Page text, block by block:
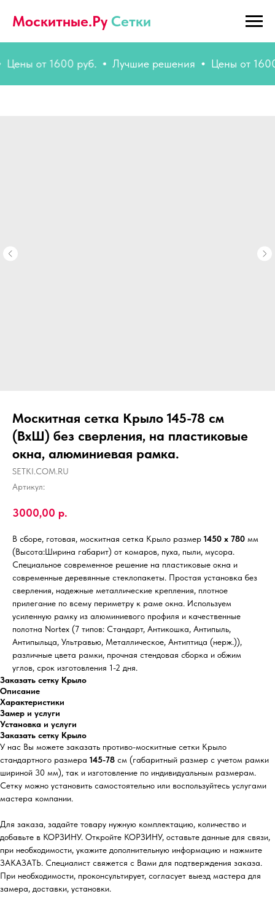
Москитные.Ру Сетки
от 1600 руб. Лучшие решения Цены от 1600
Москитная сетка Крыло 145-78 см
(ВхШ) без сверления, на пластиковые
окна, алюминиевая рамка.
SETKI.COM.RU
Артикул:
3000,00 р.
В сборе, готовая, москитная сетка Крыло размер 1450 х 780 мм
(Высота:Ширина габарит) от комаров, пуха, пыли, мусора.
Специальное современное решение на пластиковые окна и
современные деревянные стеклопакеты. Простая установка без
сверления, надежные металлические крепления, плотное
прилегание по всему периметру к раме окна. Используем
усиленную рамку из алюминиевого профиля и качественные
полотна Nortex (7 типов: Стандарт, Антикошка, Антипыль,
Антипыльца, Ультравью, Металлическое, Антиптица (нерж.)),
различные цвета рамки, прочная стендовая сборка и обжим
углов, срок изготовления 1-2 дня.
Заказать сетку Крыло
Описание
Характеристики
Замер и услуги
Установка и услуги
Заказать сетку Крыло
У нас Вы можете заказать противо-москитные сетки Крыло
стандартного размера 145-78 см (габаритный размер с учетом рамки
шириной 30 мм), так и изготовление по индивидуальным размерам.
Сетку можно установить самостоятельно или воспользуйтесь услугами
мастера компании.
Для заказа, задайте товару нужную комплектацию, количество и
добавьте в КОРЗИНУ. Откройте КОРЗИНУ, оставьте данные для связи,
при необходимости, укажите дополнительную информацию и нажмите
ЗАКАЗАТЬ. Специалист свяжется с Вами для подтверждения заказа.
При необходимости, проконсультирует, согласует выезд мастера для
замера, доставки, установки.